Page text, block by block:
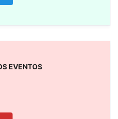
EVENTOS